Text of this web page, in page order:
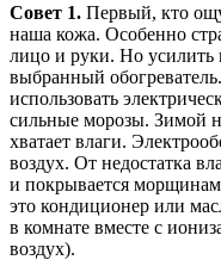
Совет 1. Первый, кто
наша кожа. Особенно
лицо и руки. Но усилить
выбранный
использовать
сильные морозы. Зимой
хватает влаги.
воздух. От недостатка
и покрывается
это кондиционер или
в комнате вместе с
воздух).